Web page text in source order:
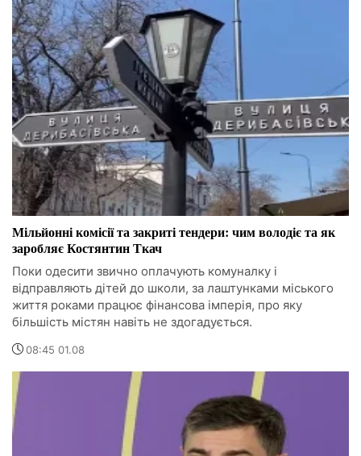
Мільйонні комісії та закриті тендери: чим володіє та як
заробляє Костянтин Ткач
Поки одесити звично оплачують комуналку і
відправляють дітей до школи, за лаштунками міського
життя роками працює фінансова імперія, про яку
більшість містян навіть не здогадується.
08:45 01.08